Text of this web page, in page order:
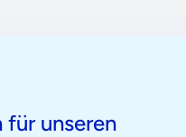
für unseren